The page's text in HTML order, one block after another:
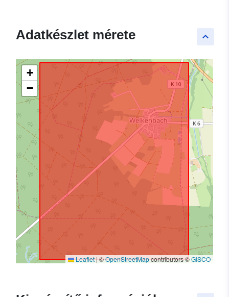
keyboard_arrow_up
Adatkészlet mérete
+
−
Leaflet|©OpenStreetMapcontributors ©GISCO